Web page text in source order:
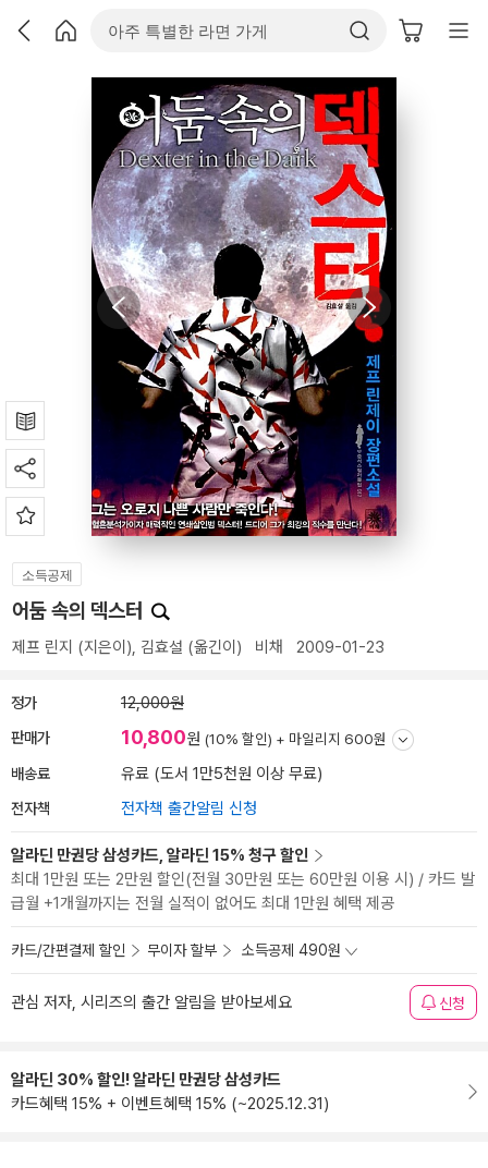
소득공제
어둠 속의 덱스터
제프 린지 (지은이), 김효설 (옮긴이) 비채 2009-01-23
정가 12,000원
판매가 10,800원 (10% 할인) + 마일리지 600원
배송료 유료 (도서 1만5천원 이상 무료)
전자책 전자책 출간알림 신청
알라딘 만권당 삼성카드, 알라딘 15% 청구 할인
최대 1만원 또는 2만원 할인(전월 30만원 또는 60만원 이용 시) / 카드 발
급월 +1개월까지는 전월 실적이 없어도 최대 1만원 혜택 제공
카드/간편결제 할인 무이자 할부 소득공제 490원
관심 저자, 시리즈의 출간 알림을 받아보세요 신청
알라딘 30% 할인! 알라딘 만권당 삼성카드
카드혜택 15% + 이벤트혜택 15% (~2025.12.31)